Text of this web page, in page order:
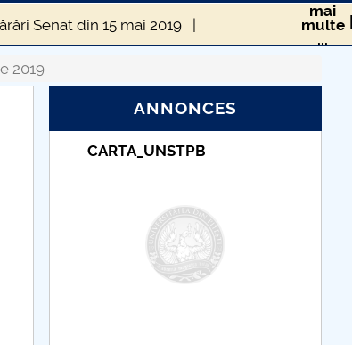
Senat din 15 mai 2019
Senat din 16 decembrie 2019
Hotărâri Senat din 12 februarie 2019
Hotărâri Senat din 15 aprilie 2019
mai
multe
...
2019
ANNONCES
Taxe de școlarizare